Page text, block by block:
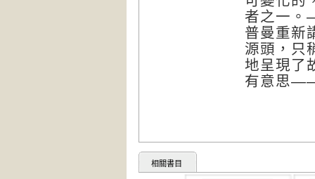
者之一
普曼重新
源頭，只
地呈現了
有意思
相關書目